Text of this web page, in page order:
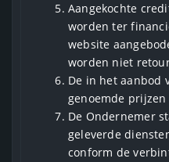
Aangekochte
worden ter
website
worden niet
De in het aanbod
genoemde
De Ondernemer
geleverde
conform de